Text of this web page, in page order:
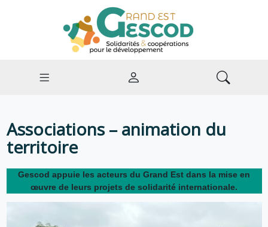
Associations – animation du
territoire
Gescod appuie les acteurs du Grand Est dans la mise en
œuvre de leurs projets de solidarité internationale.